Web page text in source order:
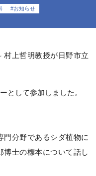
#お知らせ
村上哲明教授が日野市立
として参加しました。
分野であるシダ植物に
士の標本について話し